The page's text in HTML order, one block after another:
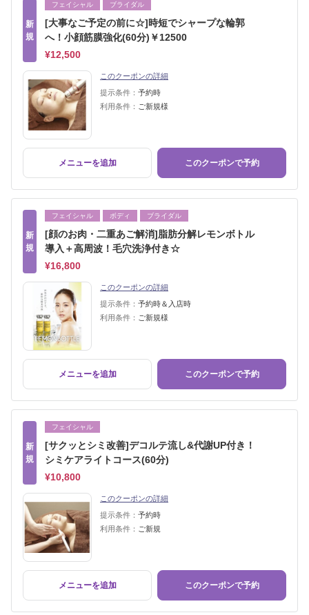
新
規
フェイシャル ブライダル
[大事なご予定の前に☆]時短でシャープな輪郭
へ！小顔筋膜強化(60分)￥12500
¥12,500
このクーポンの詳細
提示条件： 予約時
利用条件： ご新規様
メニューを追加 このクーポンで予約
新
規
フェイシャル ボディ ブライダル
[顔のお肉・二重あご解消]脂肪分解レモンボトル
導入＋高周波！毛穴洗浄付き☆
¥16,800
このクーポンの詳細
提示条件： 予約時＆入店時
利用条件： ご新規様
メニューを追加 このクーポンで予約
新
規
フェイシャル
[サクッとシミ改善]デコルテ流し&代謝UP付き！
シミケアライトコース(60分)
¥10,800
このクーポンの詳細
提示条件： 予約時
利用条件： ご新規
メニューを追加 このクーポンで予約